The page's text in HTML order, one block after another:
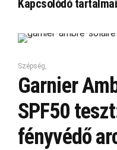
Kapcsolódó
Szépség,
Garnier
SPF50
fényvédő